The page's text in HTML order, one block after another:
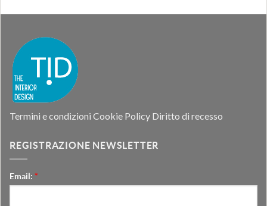
Termini e condizioni Cookie Policy Diritto di recesso
REGISTRAZIONE NEWSLETTER
Email: *